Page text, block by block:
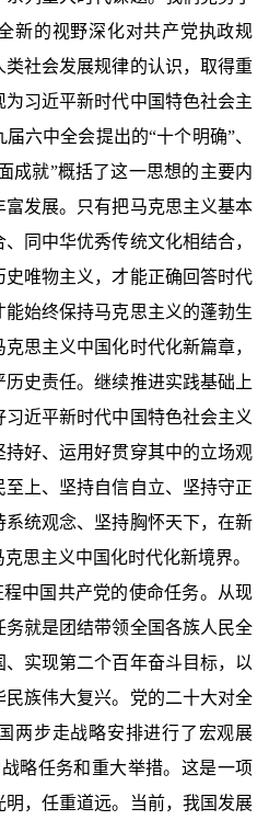
新的视野深化对共产党执政规
社会发展规律的认识，取得重
习近平新时代中国特色社会主
六中全会提出的“十个明确”、
成就”概括了这一思想的主要内
发展。只有把马克思主义基本
同中华优秀传统文化相结合，
唯物主义，才能正确回答时代
始终保持马克思主义的蓬勃生
思主义中国化时代化新篇章，
史责任。继续推进实践基础上
近平新时代中国特色社会主义
好、运用好贯穿其中的立场观
上、坚持自信自立、坚持守正
统观念、坚持胸怀天下，在新
思主义中国化时代化新境界。
中国共产党的使命任务。从现
就是团结带领全国各族人民全
实现第二个百年奋斗目标，以
族伟大复兴。党的二十大对全
两步走战略安排进行了宏观展
略任务和重大举措。这是一项
，任重道远。当前，我国发展